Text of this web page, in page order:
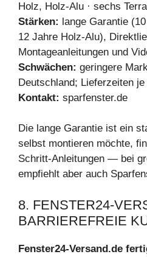
Holz, Holz-Alu · sechs
Stärken: lange Garantie
12 Jahre Holz-Alu),
Montageanleitungen und
Schwächen: geringere
Deutschland; Lieferzeiten
Kontakt: sparfenster.de
Die lange Garantie ist ein
selbst montieren möchte,
Schritt-Anleitungen — bei
empfiehlt aber auch
8. FENSTER24-
BARRIEREFREIE
Fenster24-Versand.de